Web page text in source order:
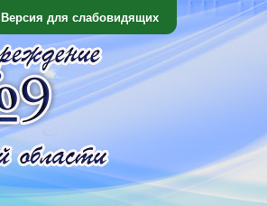
Версия для слабовидящих